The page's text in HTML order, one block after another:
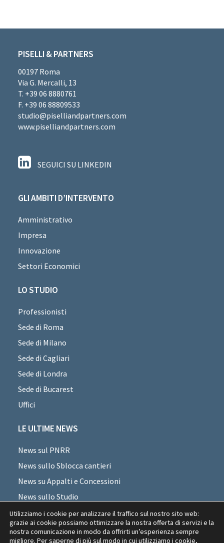
PISELLI & PARTNERS
00197 Roma
Via G. Mercalli, 13
T. +39 06 8880761
F. +39 06 88809533
studio@piselliandpartners.com
www.piselliandpartners.com
SEGUICI SU LINKEDIN
GLI AMBITI D’INTERVENTO
Amministrativo
Impresa
Innovazione
Settori Economici
LO STUDIO
Professionisti
Sede di Roma
Sede di Milano
Sede di Cagliari
Sede di Londra
Sede di Bucarest
Uffici
LE ULTIME NEWS
News sul PNRR
News sullo Sblocca cantieri
News su Appalti e Concessioni
News sullo Studio
News sui professionisti
News di settore
Utilizziamo i cookie per analizzare il traffico sul nostro sito web:
grazie ai cookie possiamo ottimizzare la nostra offerta di servizi e la
nostra comunicazione in modo da offrirti un’esperienza sempre
migliore. Per saperne di più sul modo in cui utilizziamo i cookie,